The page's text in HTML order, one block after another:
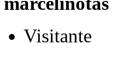
Visitante